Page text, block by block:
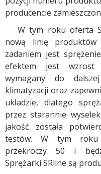
producencie
W tym roku oferta
nową linię produktów
zadaniem jest
efektem jest wzrost
wymagany do
klimatyzacji oraz
układzie, dlatego
przez starannie
jakość została
testów. W tym roku
przekroczy 50 i
Sprężarki SRline są